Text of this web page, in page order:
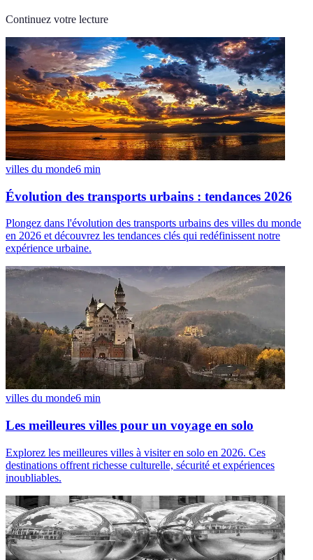
Continuez votre lecture
villes du monde6 min
Évolution des transports urbains : tendances 2026
Plongez dans l'évolution des transports urbains des villes du monde
en 2026 et découvrez les tendances clés qui redéfinissent notre
expérience urbaine.
villes du monde6 min
Les meilleures villes pour un voyage en solo
Explorez les meilleures villes à visiter en solo en 2026. Ces
destinations offrent richesse culturelle, sécurité et expériences
inoubliables.